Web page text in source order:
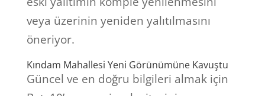
veya üzerinin yeniden yalıtılmasını
öneriyor.
Kındam Mahallesi Yeni Görünümüne Kavuştu
Güncel ve en doğru bilgileri almak için